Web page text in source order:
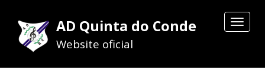
Toggle
AD Quinta do Conde
Website oficial